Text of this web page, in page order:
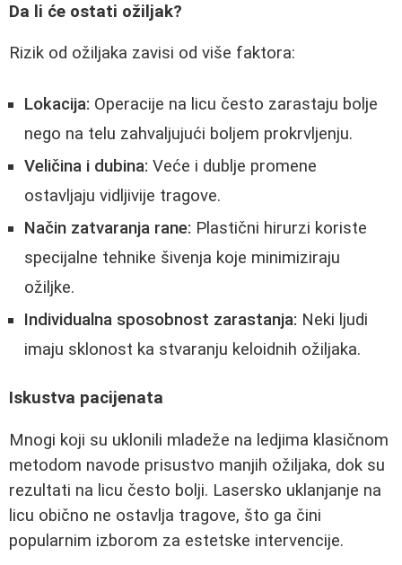
Da li će ostati ožiljak?
Rizik od ožiljaka zavisi od više faktora:
Lokacija: Operacije na licu često zarastaju bolje
nego na telu zahvaljujući boljem prokrvljenju.
Veličina i dubina: Veće i dublje promene
ostavljaju vidljivije tragove.
Način zatvaranja rane: Plastični hirurzi koriste
specijalne tehnike šivenja koje minimiziraju
ožiljke.
Individualna sposobnost zarastanja: Neki ljudi
imaju sklonost ka stvaranju keloidnih ožiljaka.
Iskustva pacijenata
Mnogi koji su uklonili mladeže na ledjima klasičnom
metodom navode prisustvo manjih ožiljaka, dok su
rezultati na licu često bolji. Lasersko uklanjanje na
licu obično ne ostavlja tragove, što ga čini
popularnim izborom za estetske intervencije.